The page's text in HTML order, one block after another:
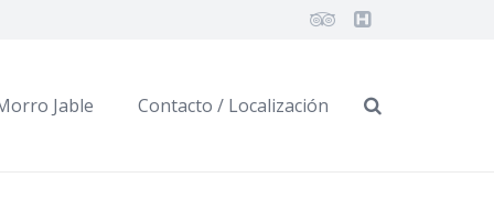
Jable Contacto / Localización